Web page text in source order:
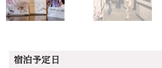
宿泊予定日